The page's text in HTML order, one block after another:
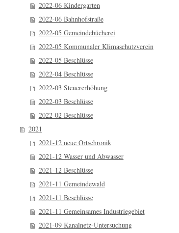
2022-06 Kindergarten
2022-06 Bahnhofstraße
2022-05 Gemeindebücherei
2022-05 Kommunaler Klimaschutzverein
2022-05 Beschlüsse
2022-04 Beschlüsse
2022-03 Steuererhöhung
2022-03 Beschlüsse
2022-02 Beschlüsse
2021
2021-12 neue Ortschronik
2021-12 Wasser und Abwasser
2021-12 Beschlüsse
2021-11 Gemeindewald
2021-11 Beschlüsse
2021-11 Gemeinsames Industriegebiet
2021-09 Kanalnetz-Untersuchung